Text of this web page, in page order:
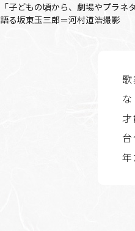
「子どもの頃から、劇場やプラ
語る坂東玉三郎＝河村道浩撮影